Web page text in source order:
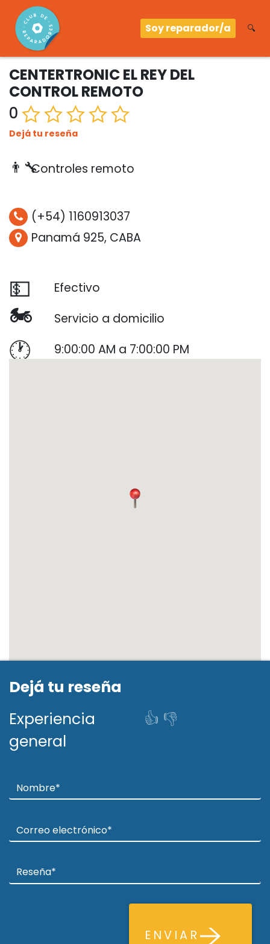
Soy reparador/a 🔍
CENTERTRONIC EL REY DEL
CONTROL REMOTO
0
Dejá tu reseña
👨‍🔧Controles remoto
(+54) 1160913037
Panamá 925, CABA
💵 Efectivo
🏍️ Servicio a domicilio
🕐 9:00:00 AM a 7:00:00 PM
Dejá tu reseña
Experiencia
general
👍 👎
ENVIAR